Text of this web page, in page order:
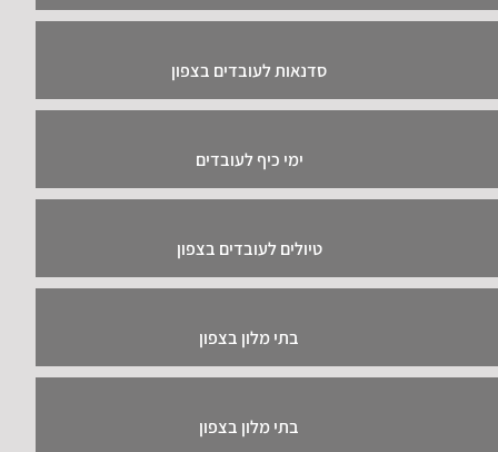
סדנאות לעובדים בצפון
ימי כיף לעובדים
טיולים לעובדים בצפון
בתי מלון בצפון
בתי מלון בצפון